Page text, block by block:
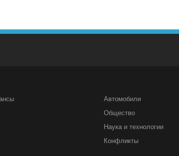
Автомобили
Общество
Наука и технологии
Конфликты